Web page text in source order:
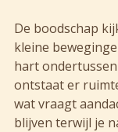
De boodschap
kleine
hart
ontstaat er
wat vraagt
blijven terwijl je